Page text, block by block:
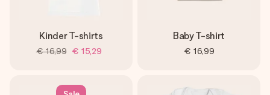
Kinder T-shirts
€ 16,99 € 15,29
Baby T-shirt
€ 16,99